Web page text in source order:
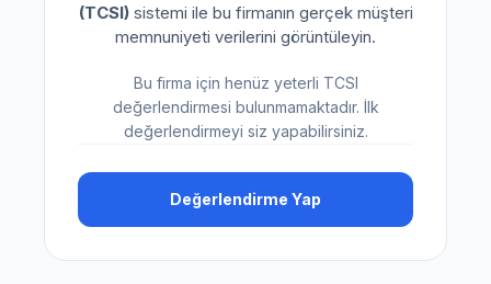
(TCSI)sistemi ile bu firmanın gerçek müşteri
memnuniyeti verilerini görüntüleyin.
Bu firma için henüz yeterli TCSI
değerlendirmesi bulunmamaktadır. İlk
değerlendirmeyi siz yapabilirsiniz.
Değerlendirme Yap